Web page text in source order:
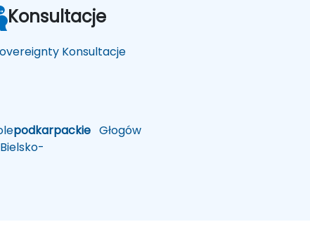
podkarpackie Głogów
Bielsko-
Konsultacje
Konsultacje